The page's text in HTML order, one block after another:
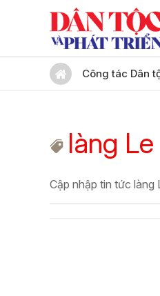
Công tác Dân
làng Le
Cập nhập tin tức làng